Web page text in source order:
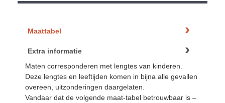
Maattabel
Extra informatie
Maten corresponderen met lengtes van kinderen.
Deze lengtes en leeftijden komen in bijna alle gevallen
overeen, uitzonderingen daargelaten.
Vandaar dat de volgende maat-tabel betrouwbaar is –